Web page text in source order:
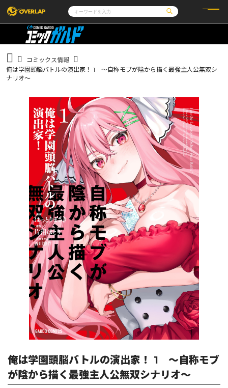
コミック
コミッククリエ
LiQulle
ライトノベル
その他 通販・NEWS
企業
採用情報
アクセス
オーバーラップホールディングス
お問い合わせはこちら
オーバーラップ文庫
オーバーラップノベルス
オーバーラップノベルスf
ロサージュノベルス
コミックガルド
コミックス情報
俺は学園頭脳バトルの演出家！ 1 ～自称モブが陰から描く最強主人公無双シ
ナリオ～
俺は学園頭脳バトルの演出家！ 1 ～自称モブ
が陰から描く最強主人公無双シナリオ～